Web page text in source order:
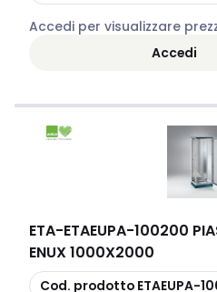
Accedi per visualizzare
Accedi
ETA-ETAEUPA-100200
ENUX 1000X2000
copia
Cod. prodotto ETAEUPA-